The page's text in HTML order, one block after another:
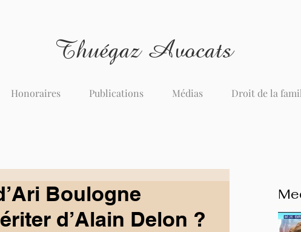
Honoraires Publications Médias Droit de la
Thuégaz Avocats
Boulogne
d’Alain Delon ?